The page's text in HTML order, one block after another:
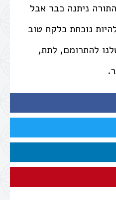
ניתנה כבר אבל
נוכחת כלקח טוב
להתרומם, לתת,